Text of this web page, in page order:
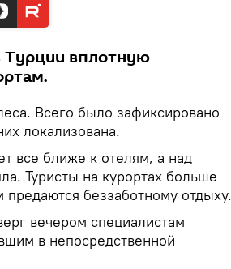
вплотную
Всего было зафиксировано
локализована.
все ближе к отелям, а над
Туристы на курортах больше
беззаботному отдыху.
вечером специалистам
в непосредственной